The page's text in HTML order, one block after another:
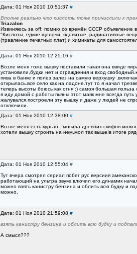
Дата: 01 Ноя 2010 10:51:37 #
Вполне реально что кислоты тоже причислили к
Triazalon
Извиняюсь за off: помню со времён СССР объявление
"Кислоты, едкие щёлочи, ядовитые, радиоативные
(травление печатных плат) и химикаты для
Дата: 01 Ноя 2010 12:25:16 #
Возле меня тоже вышку поставили.такая она ввиде
установили,будки нет и ограждения и вход
пива в банке и полез.залез на самую верхушку
открылась.все село как на ладоне.тут то я начал
теперь высоты боюсь как огня :) самоя большая
я иду домой с работы пьяны этот маяк мне всегда
жалувался.построели эту вышку и даже у людей не
отключили.
Дата: 01 Ноя 2010 12:38:00 #
Возле меня есть курган - могила древних
хотели вышку строить на нем,мол так выше!в итоге
Дата: 01 Ноя 2010 12:55:04 #
Тут вчера смотрел сериал побег рус версиия
работающий на ультра звуке.влючил его,динамик
можно взять канистру бензина и облить всю будку и
можно.
Дата: 01 Ноя 2010 21:59:08 #
взять канистру бензина и облить всю будку и
А смысл???